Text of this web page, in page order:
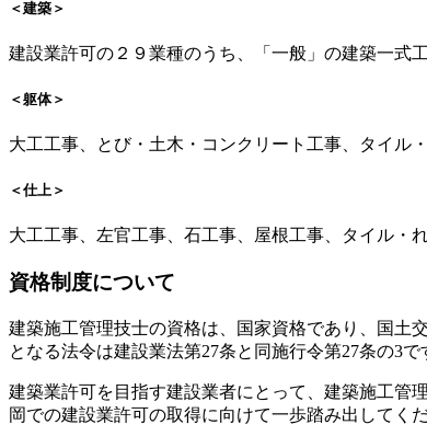
＜建築＞
建設業許可の２９業種のうち、「一般」の建築一式
＜躯体＞
大工工事、とび・土木・コンクリート工事、タイル
＜仕上＞
大工工事、左官工事、石工事、屋根工事、タイル・
資格制度について
建築施工管理技士の資格は、国家資格であり、国土
となる法令は建設業法第27条と同施行令第27条の3で
建築業許可を目指す建設業者にとって、建築施工管
岡での建設業許可の取得に向けて一歩踏み出してくだ